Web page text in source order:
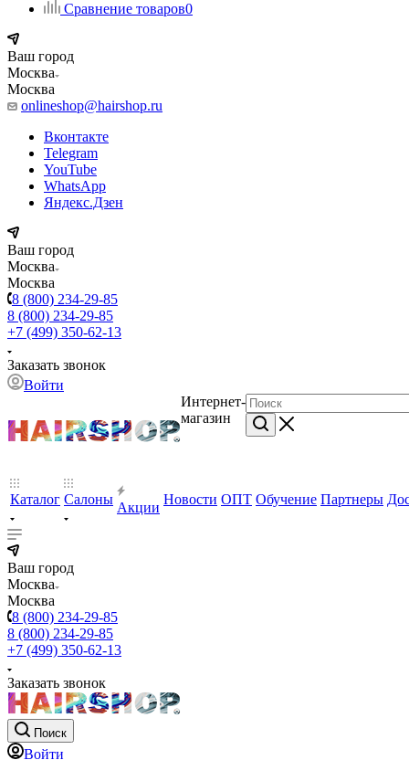
Сравнение товаров0
Ваш город
Москва
Москва
onlineshop@hairshop.ru
Вконтакте
Telegram
YouTube
WhatsApp
Яндекс.Дзен
Ваш город
Москва
Москва
8 (800) 234-29-85
8 (800) 234-29-85
+7 (499) 350-62-13
Заказать звонок
Войти
Интернет-
магазин
Каталог Салоны
Акции
Новости ОПТ Обучение Партнеры
Ваш город
Москва
Москва
8 (800) 234-29-85
8 (800) 234-29-85
+7 (499) 350-62-13
Заказать звонок
Поиск
Войти